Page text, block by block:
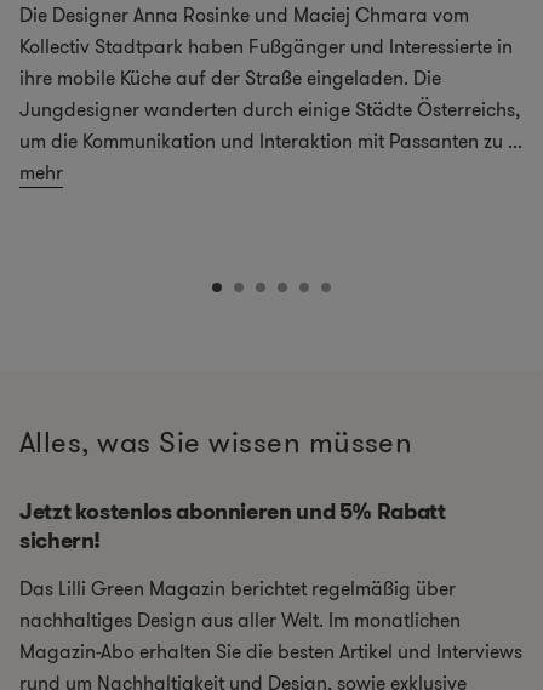
Die Designer Anna Rosinke und Maciej Chmara vom
Kollectiv Stadtpark haben Fußgänger und Interessierte in
ihre mobile Küche auf der Straße eingeladen. Die
Jungdesigner wanderten durch einige Städte Österreichs,
um die Kommunikation und Interaktion mit Passanten zu ...
mehr
Alles, was Sie wissen müssen
Jetzt kostenlos abonnieren und 5% Rabatt
sichern!
Das Lilli Green Magazin berichtet regelmäßig über
nachhaltiges Design aus aller Welt. Im monatlichen
Magazin-Abo erhalten Sie die besten Artikel und Interviews
rund um Nachhaltigkeit und Design, sowie exklusive